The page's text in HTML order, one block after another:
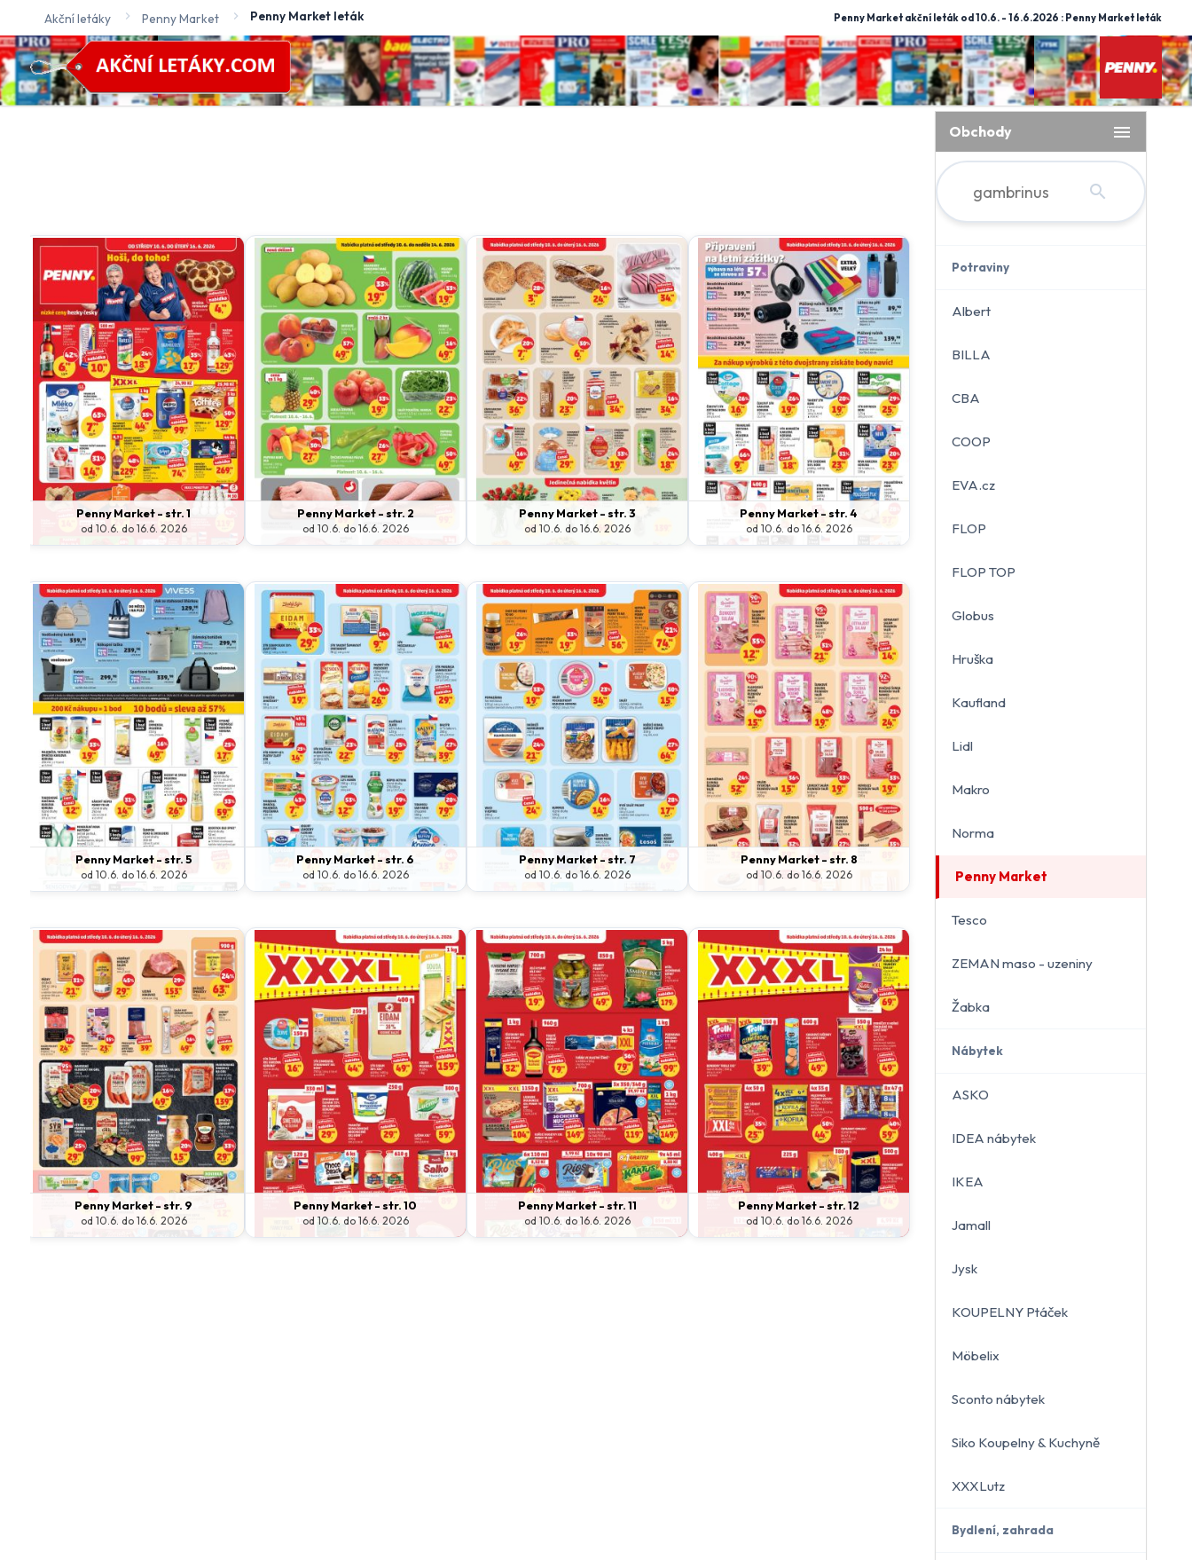
Akční letáky Penny Market Penny Market leták Penny Market akční leták od 10.6. - 16.6.2026 : Penny Market leták
Penny Market - str. 1
od 10.6. do 16.6. 2026
Penny Market - str. 2
od 10.6. do 16.6. 2026
Penny Market - str. 3
od 10.6. do 16.6. 2026
Penny Market - str. 4
od 10.6. do 16.6. 2026
Penny Market - str. 5
od 10.6. do 16.6. 2026
Penny Market - str. 6
od 10.6. do 16.6. 2026
Penny Market - str. 7
od 10.6. do 16.6. 2026
Penny Market - str. 8
od 10.6. do 16.6. 2026
Penny Market - str. 9
od 10.6. do 16.6. 2026
Penny Market - str. 10
od 10.6. do 16.6. 2026
Penny Market - str. 11
od 10.6. do 16.6. 2026
Penny Market - str. 12
od 10.6. do 16.6. 2026
Obchody menu
search
Potraviny
Albert
BILLA
CBA
COOP
EVA.cz
FLOP
FLOP TOP
Globus
Hruška
Kaufland
Lidl
Makro
Norma
Penny Market
Tesco
ZEMAN maso - uzeniny
Žabka
Nábytek
ASKO
IDEA nábytek
IKEA
Jamall
Jysk
KOUPELNY Ptáček
Möbelix
Sconto nábytek
Siko Koupelny & Kuchyně
XXXLutz
Bydlení, zahrada